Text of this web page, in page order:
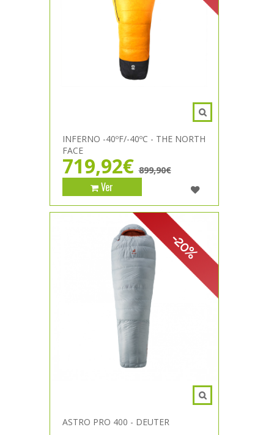
INFERNO -40ºF/-40ºC - THE NORTH
FACE
719,92€ 899,90€
Ver
-20%
ASTRO PRO 400 - DEUTER